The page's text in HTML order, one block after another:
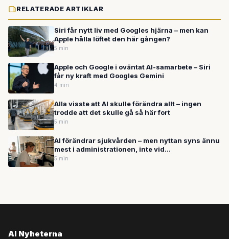
RELATERADE ARTIKLAR
Siri får nytt liv med Googles hjärna – men kan
Apple hålla löftet den här gången?
5 min
Apple och Google i oväntat AI-samarbete – Siri
får ny kraft med Googles Gemini
4 min
Alla visste att AI skulle förändra allt – ingen
trodde att det skulle gå så här fort
5 min
AI förändrar sjukvården – men nyttan syns ännu
mest i administrationen, inte vid
undersökningsbordet
5 min
AI Nyheterna